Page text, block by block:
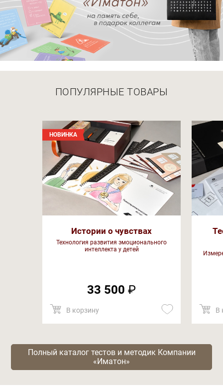
ПОПУЛЯРНЫЕ ТОВАРЫ
НОВИНКА
Истории о чувствах
Технология развития эмоционального
интеллекта у детей
33 500 ₽
В корзину В
Полный каталог тестов и методик Компании
«Иматон»